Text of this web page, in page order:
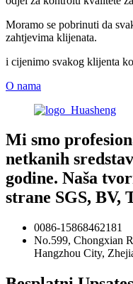
Moramo se pobrinuti da
zahtjevima klijenata.
i cijenimo svakog klijenta
O nama
Mi smo
netkanih
godine. Naša
strane SGS, BV,
0086-15868462181
No.599, Chongxian
Hangzhou City,